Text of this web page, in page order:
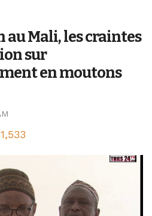
Mali, les craintes
sur
en moutons
1,533